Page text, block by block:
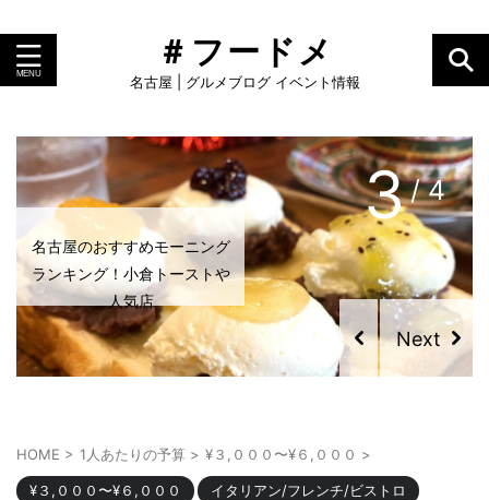
＃フードメ
名古屋 | グルメブログ イベント情報
グルメライターおすすめ！い
ま名古屋で食べるべき「プリ
ン」
4/ 4
HOME > 1人あたりの予算 > ¥３,０００〜¥６,０００ >
¥３,０００〜¥６,０００
イタリアン/フレンチ/ビストロ